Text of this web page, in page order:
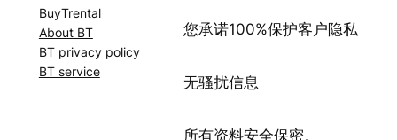
BuyTrental
About BT
BT privacy policy
BT service
您承诺100%保护客户隐私
无骚扰信息
所有资料安全保密。